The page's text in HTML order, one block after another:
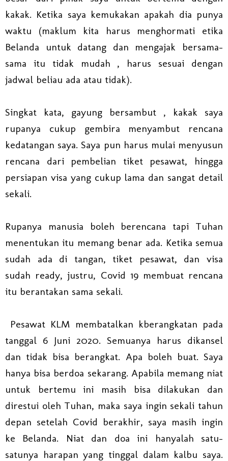
kakak. Ketika saya kemukakan apakah dia punya
waktu (maklum kita harus menghormati etika
Belanda untuk datang dan mengajak bersama-
sama itu tidak mudah , harus sesuai dengan
jadwal beliau ada atau tidak).
Singkat kata, gayung bersambut , kakak saya
rupanya cukup gembira menyambut rencana
kedatangan saya. Saya pun harus mulai menyusun
rencana dari pembelian tiket pesawat, hingga
persiapan visa yang cukup lama dan sangat detail
sekali.
Rupanya manusia boleh berencana tapi Tuhan
menentukan itu memang benar ada. Ketika semua
sudah ada di tangan, tiket pesawat, dan visa
sudah ready, justru, Covid 19 membuat rencana
itu berantakan sama sekali.
Pesawat KLM membatalkan kberangkatan pada
tanggal 6 Juni 2020. Semuanya harus dikansel
dan tidak bisa berangkat. Apa boleh buat. Saya
hanya bisa berdoa sekarang. Apabila memang niat
untuk bertemu ini masih bisa dilakukan dan
direstui oleh Tuhan, maka saya ingin sekali tahun
depan setelah Covid berakhir, saya masih ingin
ke Belanda. Niat dan doa ini hanyalah satu-
satunya harapan yang tinggal dalam kalbu saya.